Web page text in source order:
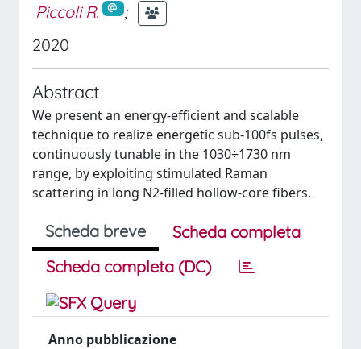
Piccoli R.
;
2020
Abstract
We present an energy-efficient and scalable
technique to realize energetic sub-100fs pulses,
continuously tunable in the 1030÷1730 nm
range, by exploiting stimulated Raman
scattering in long N2-filled hollow-core fibers.
Scheda breve
Scheda completa
Scheda completa (DC)
Anno pubblicazione